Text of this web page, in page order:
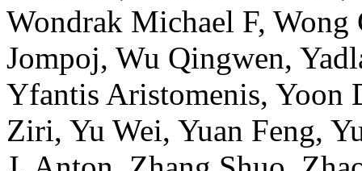
Wondrak Michael F, Wong
Jompoj, Wu Qingwen,
Yfantis Aristomenis, Yoon
Ziri, Yu Wei, Yuan Feng,